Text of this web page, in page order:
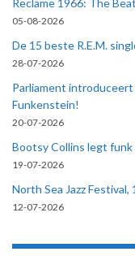
Reclame 1966: The
05-08-2026
De 15 beste R.E.M.
28-07-2026
Parliament
Funkenstein!
20-07-2026
Bootsy Collins legt funk
19-07-2026
North Sea Jazz
12-07-2026